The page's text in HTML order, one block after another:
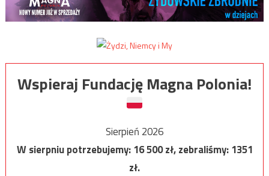
Wspieraj Fundację Magna Polonia!
Sierpień 2026
W sierpniu potrzebujemy:16 500zł, zebraliśmy:1351
zł.